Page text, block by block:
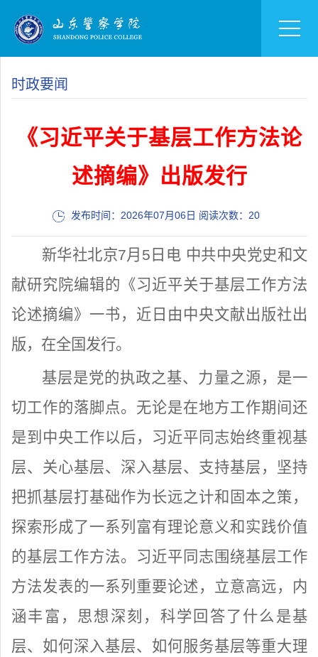
时政要闻
《习近平关于基层工作方法论
述摘编》出版发行
发布时间：2026年07月06日 阅读次数： 20
新华社北京7月5日电 中共中央党史和文
献研究院编辑的《习近平关于基层工作方法
论述摘编》一书，近日由中央文献出版社出
版，在全国发行。
基层是党的执政之基、力量之源，是一
切工作的落脚点。无论是在地方工作期间还
是到中央工作以后，习近平同志始终重视基
层、关心基层、深入基层、支持基层，坚持
把抓基层打基础作为长远之计和固本之策，
探索形成了一系列富有理论意义和实践价值
的基层工作方法。习近平同志围绕基层工作
方法发表的一系列重要论述，立意高远，内
涵丰富，思想深刻，科学回答了什么是基
层、如何深入基层、如何服务基层等重大理